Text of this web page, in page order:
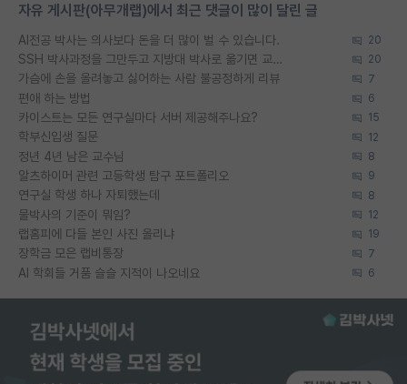
자유 게시판(아무개랩)에서 최근 댓글이 많이 달린 글
AI전공 박사는 의사보다 돈을 더 많이 벌 수 있습니다. 20
SSH 박사과정을 그만두고 지방대 박사로 옮기면 교수의 꿈은 끝일까요? 20
가슴에 손을 올려놓고 싫어하는 사람 불공정하게 리뷰 7
편애 하는 방법 6
카이스트는 모든 연구실마다 서버 제공해주나요? 15
학부신입생 질문 12
정년 4년 남은 교수님 8
알츠하이머 관련 고등학생 탐구 포트폴리오 9
연구실 학생 하나 자퇴했는데 8
물박사의 기준이 뭐임? 12
랩홈피에 다들 본인 사진 올리냐 19
장학금 모은 랩비통장 7
AI 학회들 거품 슬슬 지적이 나오네요 6